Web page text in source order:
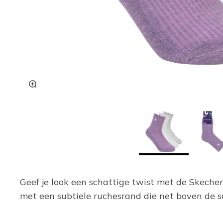
Geef je look een schattige twist met de
met een subtiele ruchesrand die net boven de